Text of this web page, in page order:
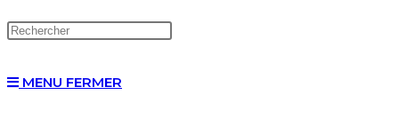
MENU FERMER